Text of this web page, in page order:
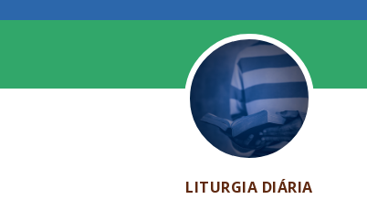
LITURGIA DIÁRIA